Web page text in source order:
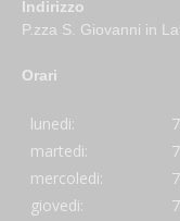
Indirizzo
P.zza S. Giovanni in
Orari
lunedi:
martedi:
mercoledi:
giovedi: